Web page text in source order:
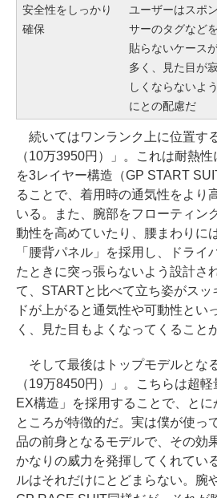
安全性をしっかり
確保
ユーザーはスポン
サーのタグなどを
貼らないケース
多く、見た目が寂
しくならないよう
にとの配慮だ
続いてはワンランク上に位置す
（10万3950円）」。これは耐熱
を3レイヤー構造（GP START
ることで、着用時の通気性をより
いる。また、腕部をフローティン
動性を高めていたり、腰まわりに
「腰背パネル」を採用し、ドライ
たときに突っ張らないよう設計さ
て、STARTと比べて立ち姿がスッ
ドが上がると通気性や可動性とい
く、見た目もよくなってくること
そして最後はトップモデルとな
（19万8450円）」。こちらは超
EX構造」を採用することで、と
ところが特徴的だ。実は僕が使っ
品の前身となるモデルで、その効
かなりの威力を発揮してくれてい
ルはそれだけにとどまらない。腕